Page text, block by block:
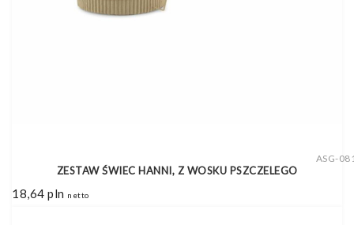
ASG-
ZESTAW ŚWIEC HANNI, Z WOSKU PSZCZELEGO
18,64 pln netto